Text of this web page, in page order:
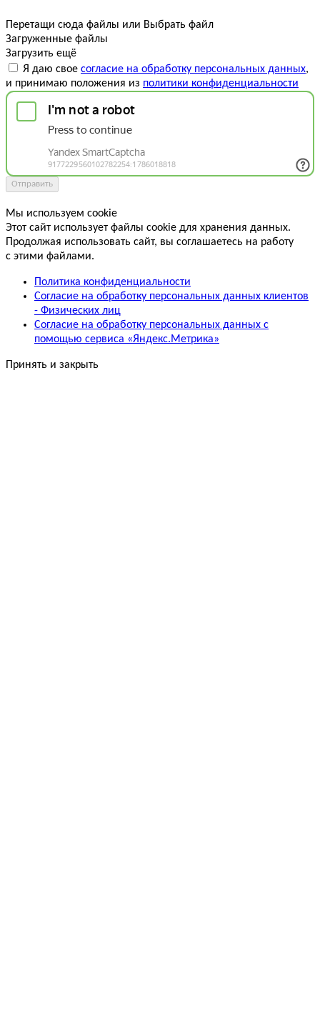
Перетащи сюда файлы или Выбрать файл
Загруженные файлы
Загрузить ещё
Я даю свое согласие на обработку персональных данных,
и принимаю положения из политики конфиденциальности
Отправить
Мы используем cookie
Этот сайт использует файлы cookie для хранения данных.
Продолжая использовать сайт, вы соглашаетесь на работу
с этими файлами.
Политика конфиденциальности
Согласие на обработку персональных данных клиентов
- Физических лиц
Согласие на обработку персональных данных с
помощью сервиса «Яндекс.Метрика»
Принять и закрыть